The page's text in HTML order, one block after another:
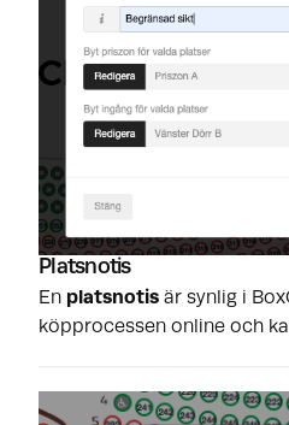
Platsnotis
En platsnotis är synlig i
köpprocessen online och